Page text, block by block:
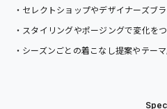
・セレクトショップやデザイナーズブ
・スタイリングやポージングで変化を
・シーズンごとの着こなし提案やテー
Spec